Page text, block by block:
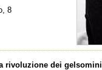
8
rivoluzione dei gelsomini